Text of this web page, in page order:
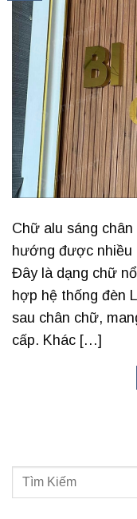
Chữ alu sáng
hướng được nhiều
Đây là dạng chữ
hợp hệ thống đèn
sau chân chữ,
cấp. Khác […]